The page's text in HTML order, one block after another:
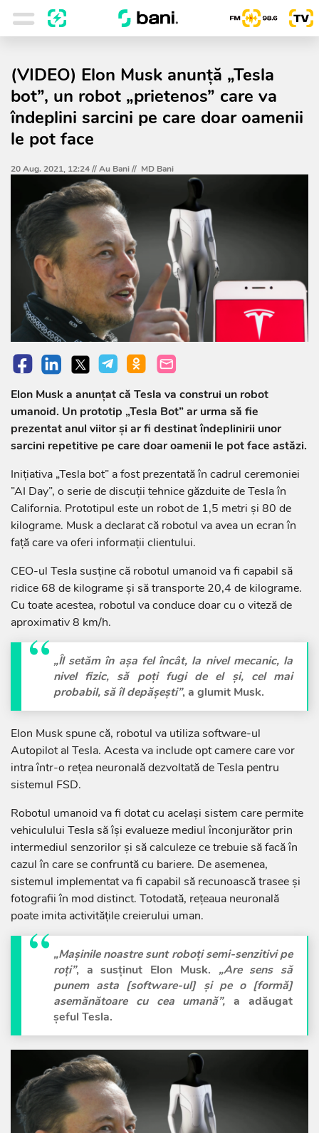
(VIDEO) Elon Musk anunță „Tesla
bot”, un robot „prietenos” care va
îndeplini sarcini pe care doar oamenii
le pot face
20 Aug. 2021, 12:24 //Au Bani// MD Bani
Elon Musk a anunțat că Tesla va construi un robot
umanoid. Un prototip „Tesla Bot” ar urma să fie
prezentat anul viitor și ar fi destinat îndeplinirii unor
sarcini repetitive pe care doar oamenii le pot face astăzi.
Inițiativa „Tesla bot” a fost prezentată în cadrul ceremoniei
”AI Day”, o serie de discuții tehnice găzduite de Tesla în
California. Prototipul este un robot de 1,5 metri și 80 de
kilograme. Musk a declarat că robotul va avea un ecran în
față care va oferi informații clientului.
CEO-ul Tesla susține că robotul umanoid va fi capabil să
ridice 68 de kilograme și să transporte 20,4 de kilograme.
Cu toate acestea, robotul va conduce doar cu o viteză de
aproximativ 8 km/h.
„Îl setăm în așa fel încât, la nivel mecanic, la
nivel fizic, să poți fugi de el și, cel mai
probabil, să îl depășești”, a glumit Musk.
Elon Musk spune că, robotul va utiliza software-ul
Autopilot al Tesla. Acesta va include opt camere care vor
intra într-o rețea neuronală dezvoltată de Tesla pentru
sistemul FSD.
Robotul umanoid va fi dotat cu același sistem care permite
vehiculului Tesla să își evalueze mediul înconjurător prin
intermediul senzorilor și să calculeze ce trebuie să facă în
cazul în care se confruntă cu bariere. De asemenea,
sistemul implementat va fi capabil să recunoască trasee și
fotografii în mod distinct. Totodată, rețeaua neuronală
poate imita activitățile creierului uman.
„Mașinile noastre sunt roboți semi-senzitivi pe
roți”, a susținut Elon Musk. „Are sens să
punem asta [software-ul] și pe o [formă]
asemănătoare cu cea umană”, a adăugat
șeful Tesla.